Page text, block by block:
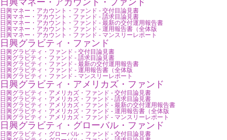
日興マネー・アカウント・ファンド
日興マネー・アカウント・ファンド - 交付目論見書
日興マネー・アカウント・ファンド - 請求目論見書
日興マネー・アカウント・ファンド - 最新の交付運用報告書
日興マネー・アカウント・ファンド - 運用報告書（全体版
日興マネー・アカウント・ファンド - マンスリーレポート
日興グラビティ・ファンド
日興グラビティ・ファンド - 交付目論見書
日興グラビティ・ファンド - 請求目論見書
日興グラビティ・ファンド - 最新の交付運用報告書
日興グラビティ・ファンド - 運用報告書（全体版
日興グラビティ・ファンド - マンスリーレポート
日興グラビティ・アメリカズ・ファンド
日興グラビティ・アメリカズ・ファンド - 交付目論見書
日興グラビティ・アメリカズ・ファンド - 請求目論見書
日興グラビティ・アメリカズ・ファンド - 最新の交付運用報告書
日興グラビティ・アメリカズ・ファンド - 運用報告書（全体版
日興グラビティ・アメリカズ・ファンド - マンスリーレポート
日興グラビティ・グローバル・ファンド
日興グラビティ・グローバル・ファンド - 交付目論見書